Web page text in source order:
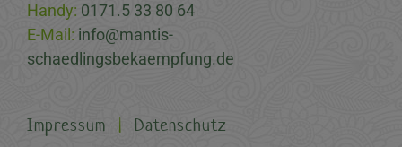
Handy: 0171.5 33 80 64
E-Mail: info@mantis-
schaedlingsbekaempfung.de
Impressum | Datenschutz